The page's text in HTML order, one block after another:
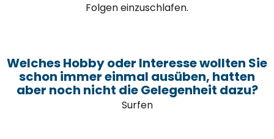
Folgen einzuschlafen.
Welches Hobby oder Interesse wollten Sie
schon immer einmal ausüben, hatten
aber noch nicht die Gelegenheit dazu?
Surfen